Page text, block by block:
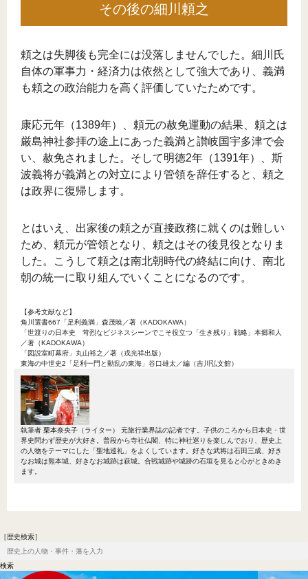
その後の細川頼之
頼之は失脚後も完全には没落しませんでした。細川氏
自体の軍事力・経済力は依然として強大であり、義満
も頼之の政治能力を高く評価していたためです。
康応元年（1389年）、頼元の赦免運動の結果、頼之は
厳島神社参拝の途上にあった義満と讃岐国宇多津で会
い、赦免されました。そして明徳2年（1391年）、斯
波義将が義満との対立により管領を辞任すると、頼之
は政界に復帰します。
とはいえ、出家後の頼之が直接政務に就くのは難しい
ため、頼元が管領となり、頼之はその後見役となりま
した。こうして頼之は南北朝時代の終結に向け、南北
朝の統一に取り組んでいくことになるのです。
【参考文献など】
角川選書667「足利義満」森茂暁／著（KADOKAWA）
「世渡りの日本史 苛烈なビジネスシーンでこそ役立つ「生き残り」戦略」本郷和人
／著（KADOKAWA）
「図説室町幕府」丸山裕之／著（戎光祥出版）
東海の中世史2「足利一門と動乱の東海」谷口雄太／編（吉川弘文館）
執筆者 栗本奈央子 （ライター）
元旅行業界誌の記者です。子供のころから日本史・世
界史問わず歴史が大好き。普段から寺社仏閣、特に神社巡りを楽しんでおり、歴史上
の人物をテーマにした「聖地巡礼」をよくしています。好きな武将は石田三成、好き
なお城は熊本城、好きなお城跡は萩城。合戦城跡や城跡の石垣を見ると心がときめき
ます。
［歴史検索］